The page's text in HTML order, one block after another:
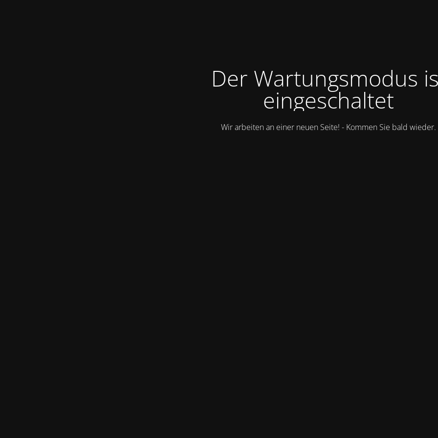
Der Wartungsmodus
eingeschaltet
Wir arbeiten an einer neuen Seite! - Kommen Sie bald wieder.